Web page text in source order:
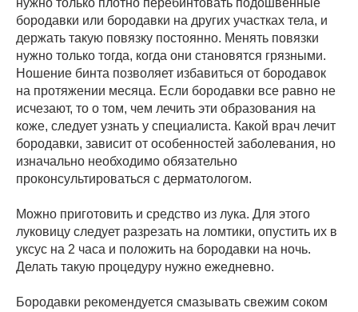
нужно только плотно перебинтовать подошвенные
бородавки или бородавки на других участках тела, и
держать такую повязку постоянно. Менять повязки
нужно только тогда, когда они становятся грязными.
Ношение бинта позволяет избавиться от бородавок
на протяжении месяца. Если бородавки все равно не
исчезают, то о том, чем лечить эти образования на
коже, следует узнать у специалиста. Какой врач лечит
бородавки, зависит от особенностей заболевания, но
изначально необходимо обязательно
проконсультироваться с дерматологом.
Можно приготовить и средство из лука. Для этого
луковицу следует разрезать на ломтики, опустить их в
уксус на 2 часа и положить на бородавки на ночь.
Делать такую процедуру нужно ежедневно.
Бородавки рекомендуется смазывать свежим соком